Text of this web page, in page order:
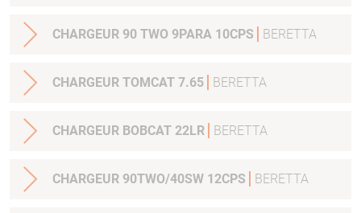
CHARGEUR 90 TWO 9PARA 10CPS BERETTA
CHARGEUR TOMCAT 7.65 BERETTA
CHARGEUR BOBCAT 22LR BERETTA
CHARGEUR 90TWO/40SW 12CPS BERETTA